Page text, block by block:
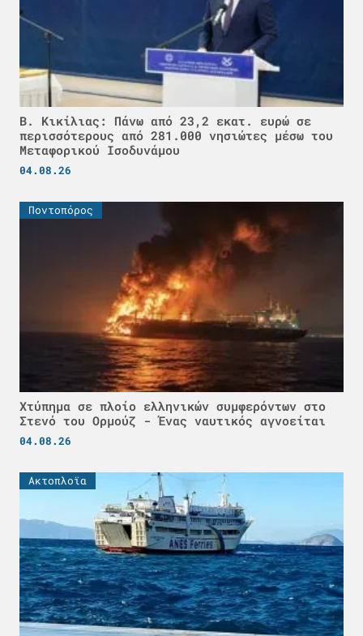
Β. Κικίλιας: Πάνω από 23,2 εκατ. ευρώ σε
περισσότερους από 281.000 νησιώτες μέσω του
Μεταφορικού Ισοδυνάμου
04.08.26
Ποντοπόρος
Χτύπημα σε πλοίο ελληνικών συμφερόντων στο
Στενό του Ορμούζ - Ένας ναυτικός αγνοείται
04.08.26
Ακτοπλοϊα